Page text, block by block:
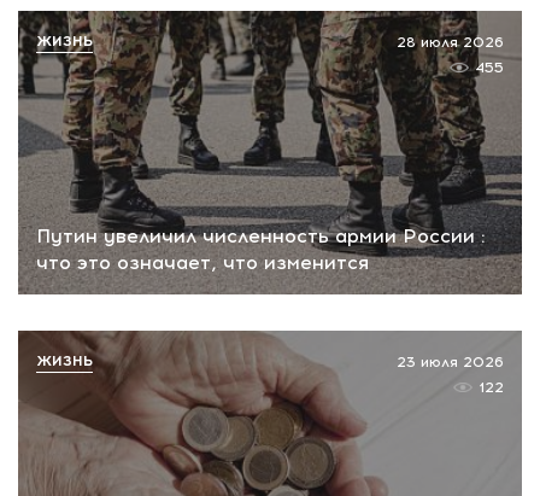
Путин увеличил численность армии России :
что это означает, что изменится
28 июля 2026
455
ЖИЗНЬ
23 июля 2026
122
ЖИЗНЬ